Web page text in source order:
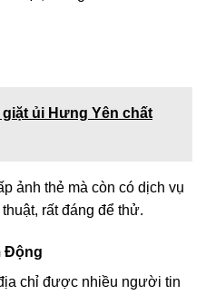
giặt ủi Hưng Yên chất
ảnh thẻ mà còn có dịch vụ
rất đáng để thử.
Động
chỉ được nhiều người tin